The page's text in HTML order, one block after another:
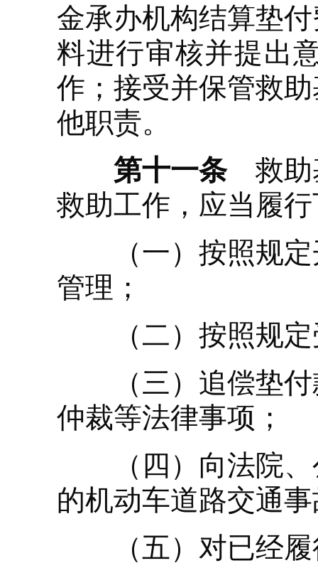
金承办机构结算垫
料进行审核并提出
作；接受并保管救
他职责。
第十一条救助
救助工作，应当履
（一）按照规定
管理；
（二）按照规定
（三）追偿垫付
仲裁等法律事项；
（四）向法院、
的机动车道路交通
（五）对已经履